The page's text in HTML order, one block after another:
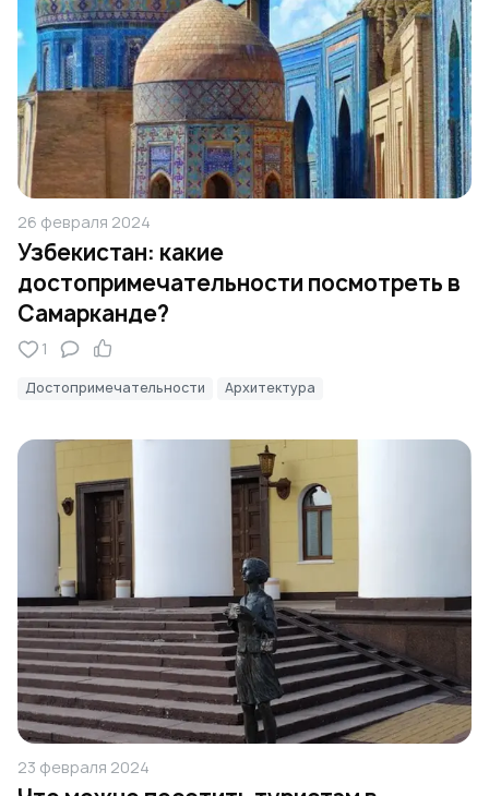
26 февраля 2024
Узбекистан: какие
достопримечательности посмотреть в
Самарканде?
1
Достопримечательности Архитектура
23 февраля 2024